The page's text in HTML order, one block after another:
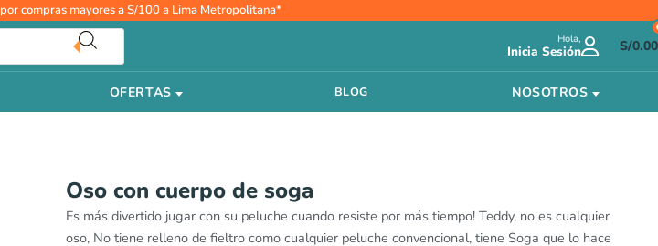
por compras mayores a S/100 a Lima Metropolitana*
Hola,
Inicia Sesión S/0.00
OFERTAS BLOG NOSOTROS
Oso con cuerpo de soga
Es más divertido jugar con su peluche cuando resiste por más tiempo! Teddy, no es cualquier
oso, No tiene relleno de fieltro como cualquier peluche convencional, tiene Soga que lo hace
Oso
con
cuerpo
de
cantidad